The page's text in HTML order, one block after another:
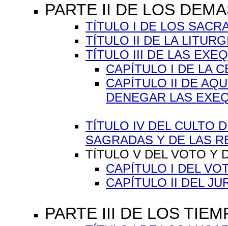
PARTE II DE LOS
TÍTULO I DE LOS
TÍTULO II DE LA
TÍTULO III DE LAS
CAPÍTULO I DE LA
CAPÍTULO II DE
DENEGAR LAS
TÍTULO IV DEL CULTO
SAGRADAS Y DE LAS
TÍTULO V DEL VOTO Y
CAPÍTULO I DEL
CAPÍTULO II DEL
PARTE III DE LOS